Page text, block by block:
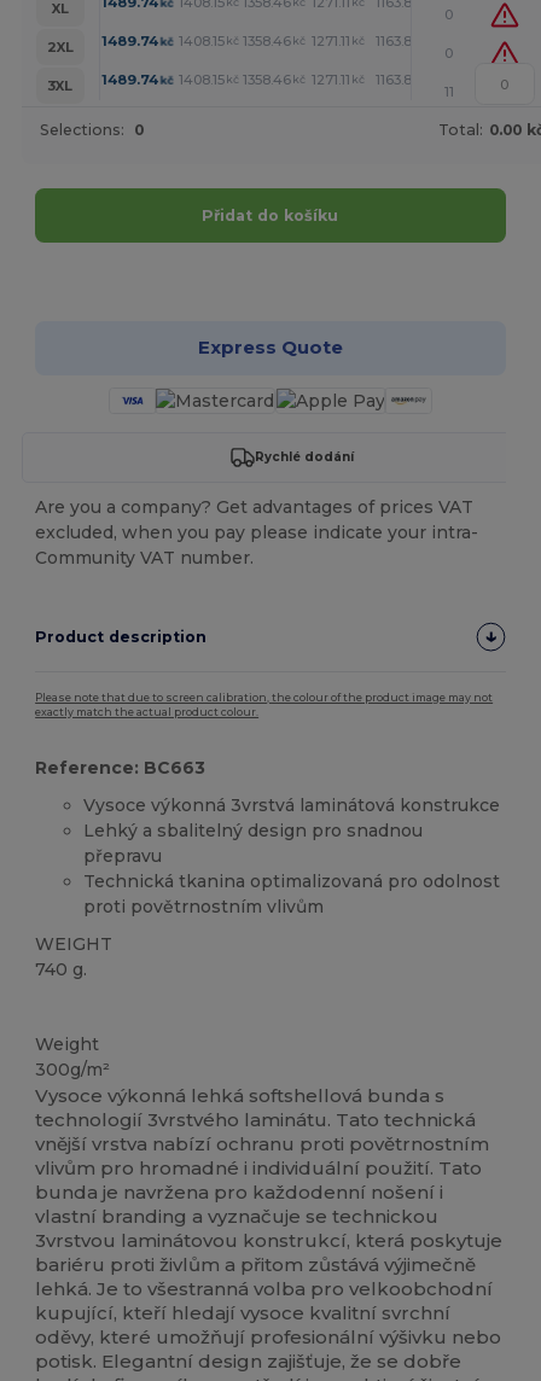
XL
kč kč kč kč kč
0
2XL
1489.74kč 1408.15 kč 1358.46 kč 1271.11 kč 1163.87 kč
0
3XL
1489.74kč 1408.15 kč 1358.46 kč 1271.11 kč 1163.87 kč
11
Selections: 0 Total: 0.00
Přidat do košíku
Express Quote
Rychlé dodání
Are you a company? Get advantages of prices VAT
excluded, when you pay please indicate your intra-
Community VAT number.
Product description
Please note that due to screen calibration, the colour of the product image may not
exactly match the actual product colour.
Reference: BC663
Vysoce výkonná 3vrstvá laminátová konstrukce
Lehký a sbalitelný design pro snadnou
přepravu
Technická tkanina optimalizovaná pro odolnost
proti povětrnostním vlivům
WEIGHT
740 g.
Weight
300g/m²
Vysoce výkonná lehká softshellová bunda s
technologií 3vrstvého laminátu. Tato technická
vnější vrstva nabízí ochranu proti povětrnostním
vlivům pro hromadné i individuální použití. Tato
bunda je navržena pro každodenní nošení i
vlastní branding a vyznačuje se technickou
3vrstvou laminátovou konstrukcí, která poskytuje
bariéru proti živlům a přitom zůstává výjimečně
lehká. Je to všestranná volba pro velkoobchodní
kupující, kteří hledají vysoce kvalitní svrchní
oděvy, které umožňují profesionální výšivku nebo
potisk. Elegantní design zajišťuje, že se dobře